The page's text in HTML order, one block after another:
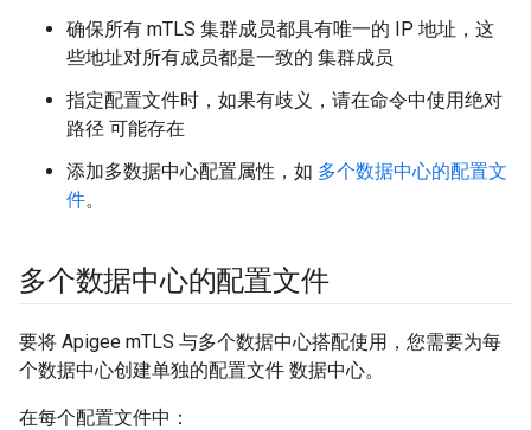
确保所有 mTLS 集群成员都具有唯一的 IP 地址，这
些地址对所有成员都是一致的 集群成员
指定配置文件时，如果有歧义，请在命令中使用绝对
路径 可能存在
添加多数据中心配置属性，如 多个数据中心的配置文
件。
多个数据中心的配置文件
要将 Apigee mTLS 与多个数据中心搭配使用，您需要为每
个数据中心创建单独的配置文件 数据中心。
在每个配置文件中：